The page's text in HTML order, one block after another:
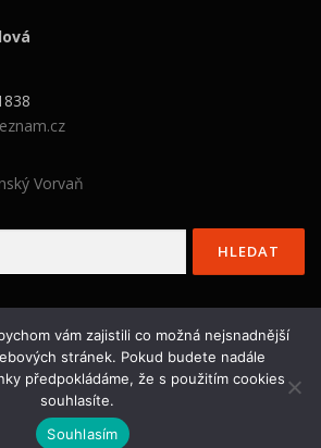
Vorvaň
roku Zlínského kraje
od FameThemes
vám zajistili co možná nejsnadnější
stránek. Pokud budete nadále
předpokládáme, že s použitím cookies
souhlasíte.
Souhlasím